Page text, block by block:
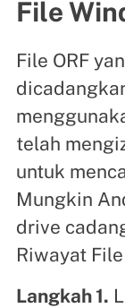
File
File ORF
telah
untuk
Mungkin
drive
Riwayat
Langkah 1.